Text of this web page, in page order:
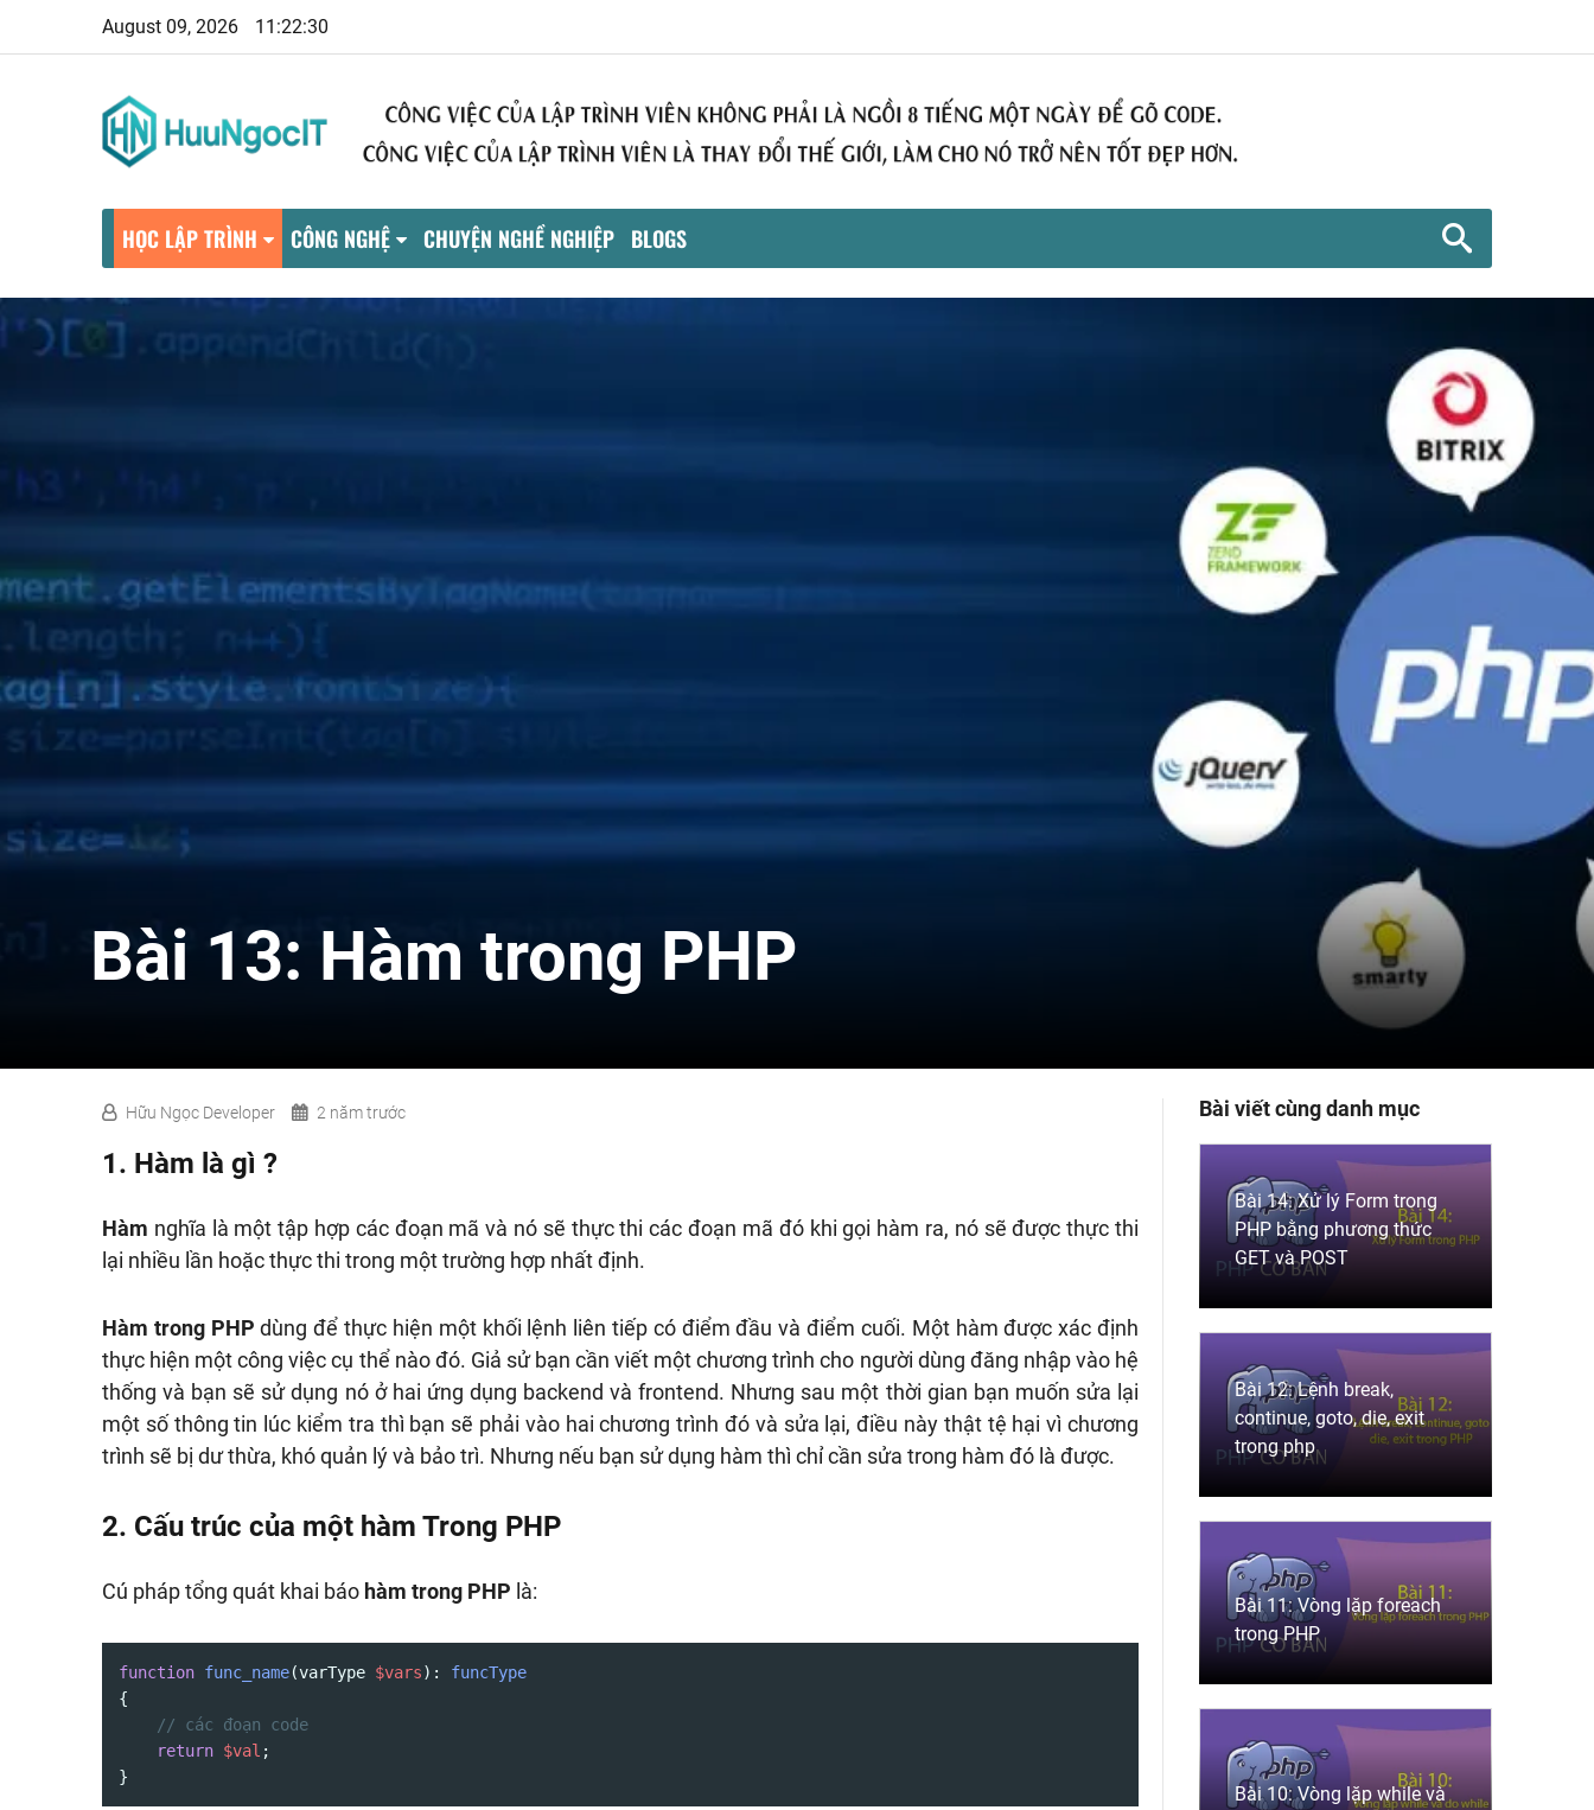
August 09, 2026 11:22:31
HỌC LẬP TRÌNH CÔNG NGHỆ CHUYỆN NGHỀ NGHIỆP BLOGS
Bài 13: Hàm trong PHP
Hữu Ngọc Developer 2 năm trước
1. Hàm là gì ?
Hàm nghĩa là một tập hợp các đoạn mã và nó sẽ thực thi các đoạn mã đó khi gọi hàm ra, nó sẽ được thực thi
lại nhiều lần hoặc thực thi trong một trường hợp nhất định.
Hàm trong PHP dùng để thực hiện một khối lệnh liên tiếp có điểm đầu và điểm cuối. Một hàm được xác định
thực hiện một công việc cụ thể nào đó. Giả sử bạn cần viết một chương trình cho người dùng đăng nhập vào hệ
thống và bạn sẽ sử dụng nó ở hai ứng dụng backend và frontend. Nhưng sau một thời gian bạn muốn sửa lại
một số thông tin lúc kiểm tra thì bạn sẽ phải vào hai chương trình đó và sửa lại, điều này thật tệ hại vì chương
trình sẽ bị dư thừa, khó quản lý và bảo trì. Nhưng nếu bạn sử dụng hàm thì chỉ cần sửa trong hàm đó là được.
2. Cấu trúc của một hàm Trong PHP
Cú pháp tổng quát khai báo hàm trong PHP là:
function func_name(varType $vars): funcType
{
// các đoạn code
return $val ;
}
Bài viết cùng danh mục
Bài 14: Xử lý Form trong
PHP bằng phương thức
GET và POST
Bài 12: Lệnh break,
continue, goto, die, exit
trong php
Bài 11: Vòng lặp foreach
trong PHP
Bài 10: Vòng lặp while và